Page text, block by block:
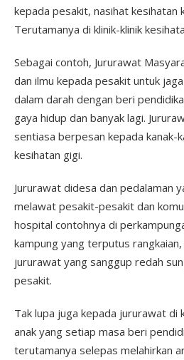
kepada pesakit, nasihat kesihatan
Terutamanya di klinik-klinik
Sebagai contoh, Jururawat
dan ilmu kepada pesakit untuk
dalam darah dengan beri
gaya hidup dan banyak lagi.
sentiasa berpesan kepada kanak-
kesihatan gigi.
Jururawat didesa dan pedalaman
melawat pesakit-pesakit dan
hospital contohnya di
kampung yang terputus rangkaian,
jururawat yang sanggup redah
pesakit.
Tak lupa juga kepada jururawat di
anak yang setiap masa beri
terutamanya selepas melahirkan